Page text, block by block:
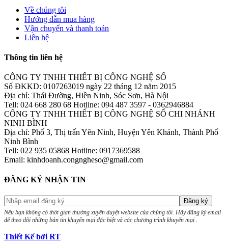
Về chúng tôi
Hướng dẫn mua hàng
Vận chuyển và thanh toán
Liên hệ
Thông tin liên hệ
CÔNG TY TNHH THIẾT BỊ CÔNG NGHỆ SỐ
Số ĐKKD: 0107263019 ngày 22 tháng 12 năm 2015
Địa chỉ: Thái Đường, Hiền Ninh, Sóc Sơn, Hà Nội
Tell: 024 668 280 68 Hotline: 094 487 3597 - 0362946884
CÔNG TY TNHH THIẾT BỊ CÔNG NGHỆ SỐ CHI NHÁNH
NINH BÌNH
Địa chỉ: Phố 3, Thị trấn Yên Ninh, Huyện Yên Khánh, Thành Phố
Ninh Bình
Tell: 022 935 05868 Hotline: 0917369588
Email: kinhdoanh.congngheso@gmail.com
ĐĂNG KÝ NHẬN TIN
Nếu bạn không có thời gian thường xuyên duyệt website của chúng tôi. Hãy đăng ký email
để theo dõi những bản tin khuyến mại đặc biệt và các chương trình khuyến mại .
Thiết Kế bởi RT